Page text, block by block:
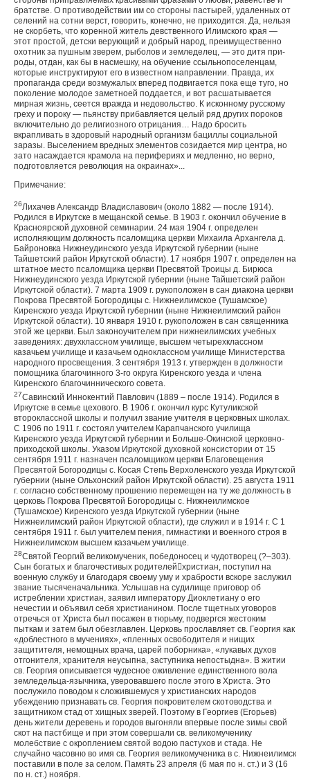
братстве. О противодействии им со стороны пастырей, удаленных от
селений на сотни верст, говорить, конечно, не приходится. Да, нельзя
не скорбеть, что коренной жи­тель девственного Илимского края —
этот простой, детски верующий и добрый народ, преимущественно
охотник за пушным зверем, рыболов и земледелец, — это дитя при­
роды, отдан, как бы в насмешку, на обучение ссыльнопо­селенцам,
которые инструктируют его в известном направ­лении. Правда, их
пропаганда среди возмужалых вперед подвигается пока еще туго, но
поколение молодое заметноей поддается, и вот расшатывается
мирная жизнь, сеется вражда и недовольство. К исконному русскому
греху и по­року — пьянству прибавляется целый ряд других пороков
включительно до религиозного отрицания… Надо бросить
вкрапливать в здоровый народный организм бациллы социальной
заразы. Выселением вредных элементов сози­дается мир центра, но
зато насаждается крамола на пери­фериях и медленно, но верно,
подготовляется революция на окраинах»...
Примечание:
26Лихачев Александр Владиславович (около 1882 — после 1914).
Родился в Иркутске в мещанской семье. В 1903 г. окончил обучение в
Красноярской духовной семинарии. 24 мая 1904 г. определен
исполняющим должность псаломщика церкви Михаила Архангела д.
Байроновка Нижнеудинского уезда Иркутской губернии (ныне
Тайшетский район Иркутской области). 17 ноября 1907 г. определен на
штатное место псаломщика церкви Пресвятой Троицы д. Бирюса
Нижнеудинского уезда Иркутской губернии (ныне Тайшетский район
Иркутской области). 7 марта 1909 г. рукоположен в сан диакона церкви
Покрова Пресвятой Богородицы с. Нижнеилимское (Тушамское)
Киренского уезда Иркутской губернии (ныне Нижнеилимский район
Иркутской области). 10 января 1910 г. рукоположен в сан священника
этой же церкви. Был законоучителем при нижнеилимских учебных
заведениях: двухклассном училище, высшем четырехклассном
казачьем училище и казачьем одноклассном училище Министерства
народного просвещения. 3 сентября 1913 г. утвержден в должности
помощника благочинного 3-го округа Киренского уезда и члена
Киренского благочиннического совета.
27Савинский Иннокентий Павлович (1889 – после 1914). Родился в
Иркутске в семье цехового. В 1906 г. окончил курс Кутуликской
второклассной школы и получил звание учителя в церковных школах.
С 1906 по 1911 г. состоял учителем Карапчанского училища
Киренского уезда Иркутской губернии и Больше-Окинской церковно-
приходской школы. Указом Иркутской духовной консистории от 15
сентября 1911 г. назначен псаломщиком церкви Благовещения
Пресвятой Богородицы с. Косая Степь Верхоленского уезда Иркутской
губернии (ныне Ольхонский район Иркутской области). 25 августа 1911
г. согласно собственному прошению перемещен на ту же должность в
церковь Покрова Пресвятой Богородицы с. Нижнеилимское
(Тушамское) Киренского уезда Иркутской губернии (ныне
Нижнеилимский район Иркутской области), где служил и в 1914 г. С 1
сентября 1911 г. был учителем пения, гимнастики и военного строя в
Нижнеилимском высшем казачьем училище.
28Святой Георгий великомученик, победоносец и чудотворец (?–303).
Сын богатых и благочестивых родителейхристиан, поступил на
военную службу и благодаря своему уму и храбрости вскоре заслужил
звание тысяченачальника. Услышав на судилище приговор об
истреблении христиан, заявил императору Диоклетиану о его
нечестии и объявил себя христианином. После тщетных уговоров
отречься от Христа был посажен в тюрьму, подвергся жестоким
пыткам и затем был обезглавлен. Церковь прославляет св. Георгия как
«доблестного в мучениях», «пленных освободителя и нищих
защитителя, немощных врача, царей поборника», «лукавых духов
отгонителя, хранителя неусыпна, заступника непостыдна». В житии
св. Георгия описывается чудесное оживление единственного вола
земледельца-язычника, уверовавшего после этого в Христа. Это
послужило поводом к сложившемуся у христианских народов
убеждению признавать св. Георгия покровителем скотоводства и
защитником стад от хищных зверей. Поэтому в Георгиев (Егорьев)
день жители деревень и городов выгоняли впервые после зимы свой
скот на пастбище и при этом совершали св. великомученику
молебствие с окроплением святой водою пастухов и стада. Не
случайно часовню во имя св. Георгия великомученика в с. Нижнеилимск
поставили в поле за селом. Память 23 апреля (6 мая по н. ст.) и 3 (16
по н. ст.) ноября.